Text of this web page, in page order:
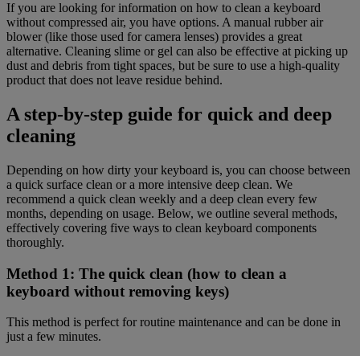
If you are looking for information on how to clean a keyboard
without compressed air, you have options. A manual rubber air
blower (like those used for camera lenses) provides a great
alternative. Cleaning slime or gel can also be effective at picking up
dust and debris from tight spaces, but be sure to use a high-quality
product that does not leave residue behind.
A step-by-step guide for quick and deep
cleaning
Depending on how dirty your keyboard is, you can choose between
a quick surface clean or a more intensive deep clean. We
recommend a quick clean weekly and a deep clean every few
months, depending on usage. Below, we outline several methods,
effectively covering five ways to clean keyboard components
thoroughly.
Method 1: The quick clean (how to clean a
keyboard without removing keys)
This method is perfect for routine maintenance and can be done in
just a few minutes.